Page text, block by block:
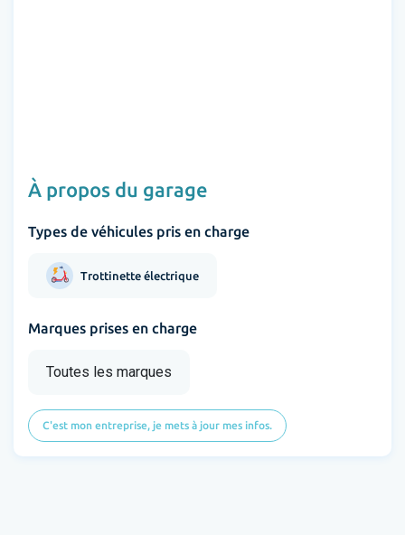
À propos du garage
Types de véhicules pris en charge
Trottinette électrique
Marques prises en charge
Toutes les marques
C'est mon entreprise, je mets à jour mes infos.